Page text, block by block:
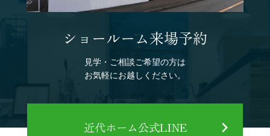
ショールーム来場予約
見学・ご相談ご希望の方は
お気軽にお越しください。
近代ホーム公式LINE